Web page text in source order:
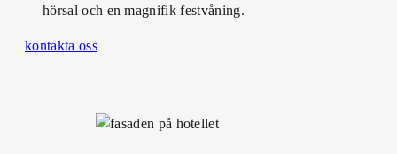
hörsal och en magnifik festvåning.
kontakta oss